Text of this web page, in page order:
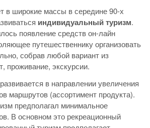
в широкие массы в середине 90-х
индивидуальный туризм.
появление средств он-лайн
путешественнику организовать
собрав любой вариант из
проживание, экскурсии.
в направлении увеличения
маршрутов (ассортимент продукта).
предполагал минимальное
В основном это рекреационный